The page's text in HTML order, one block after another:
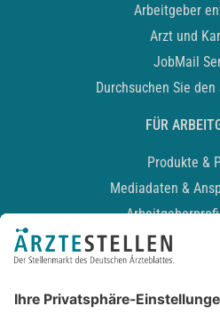
Arbeitgeber
Arzt und
JobMail
Durchsuchen Sie
FÜR
Produkte &
Mediadaten &
Recruiting-